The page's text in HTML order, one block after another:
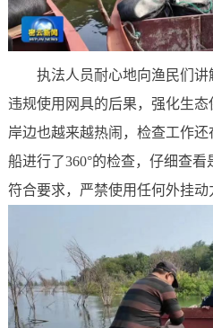
执法人员耐心地向渔民们
违规使用网具的后果，强化生态
岸边也越来越热闹，检查工作
船进行了360°的检查，仔细查
符合要求，严禁使用任何外挂动